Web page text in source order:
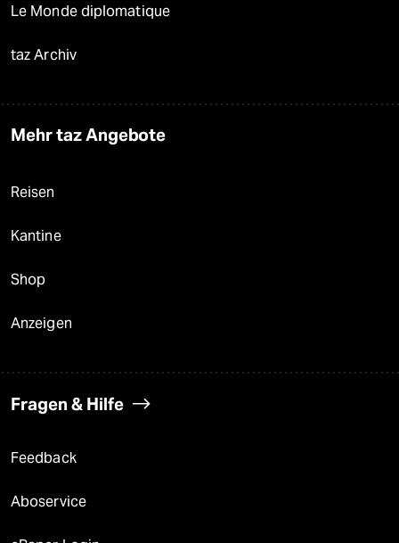
Le Monde diplomatique
taz Archiv
Mehr taz Angebote
Reisen
Kantine
Shop
Anzeigen
Fragen & Hilfe
Feedback
Aboservice